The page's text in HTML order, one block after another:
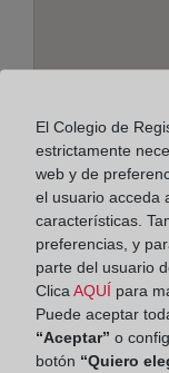
Dirección:
Pintor Peyró,
Horario:
El Colegio de
estrictamente
web y de
el usuario acceda
características.
preferencias, y
parte del usuario
Clica AQUÍ para
Puede aceptar
“Aceptar” o
botón “Quiero